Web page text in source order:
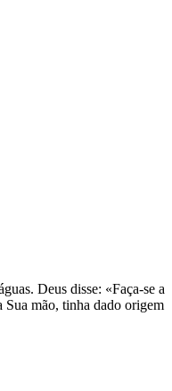
Deus disse: «Faça-se a
Sua mão, tinha dado origem